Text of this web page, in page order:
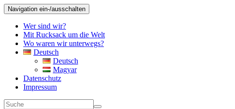
Navigation ein-/ausschalten
Wer sind wir?
Mit Rucksack um die Welt
Wo waren wir unterwegs?
Deutsch
Deutsch
Magyar
Datenschutz
Impressum